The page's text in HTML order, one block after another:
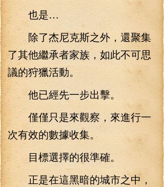
也是…
除了杰尼克斯之外，還聚集
了其他繼承者家族，如此不可思
議的狩獵活動。
他已經先一步出擊。
僅僅只是來觀察，來進行一
次有效的數據收集。
目標選擇的很準確。
正是在這黑暗的城市之中，